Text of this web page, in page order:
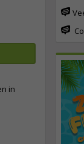
in